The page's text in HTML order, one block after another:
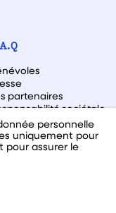
partenaires
sociétale
personnelle
uniquement pour
pour assurer le